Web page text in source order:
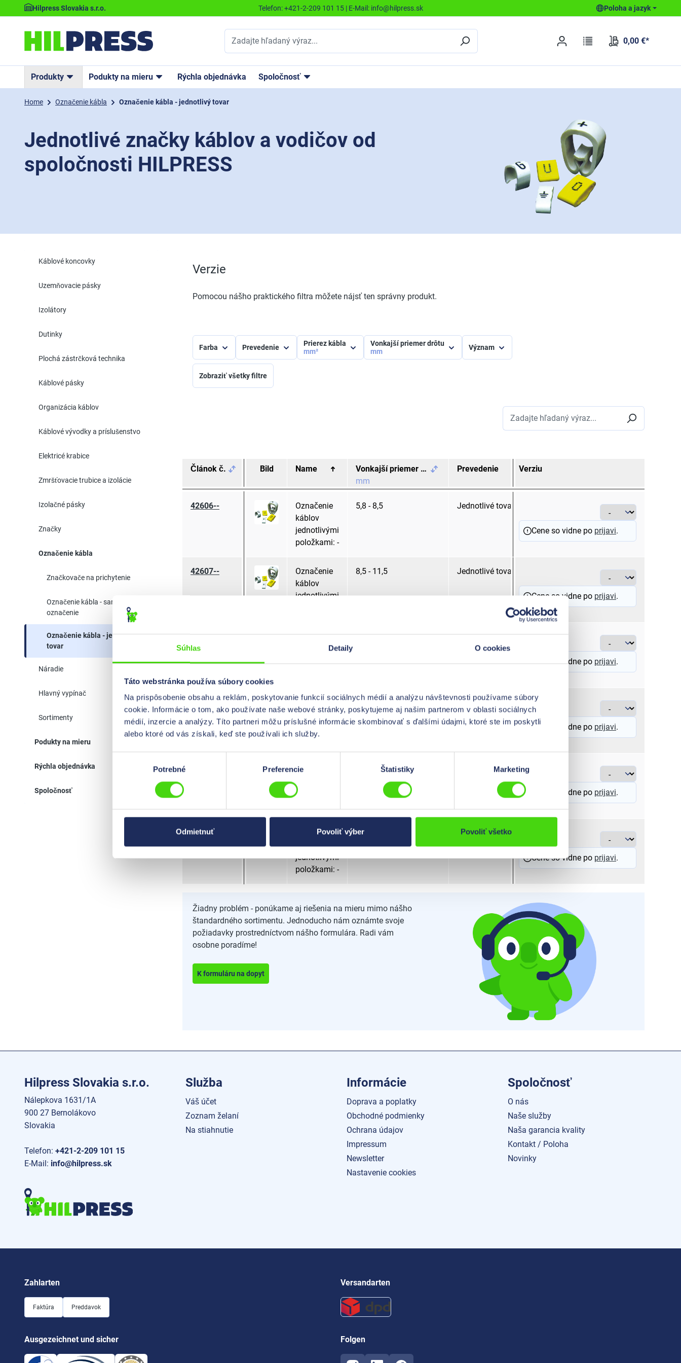
Súhlas Detaily O cookies
Táto webstránka používa súbory cookies
Na prispôsobenie obsahu a reklám, poskytovanie funkcií sociálnych médií a analýzu návštevnosti používame súbory
cookie. Informácie o tom, ako používate naše webové stránky, poskytujeme aj našim partnerom v oblasti sociálnych
médií, inzercie a analýzy. Títo partneri môžu príslušné informácie skombinovať s ďalšími údajmi, ktoré ste im poskytli
alebo ktoré od vás získali, keď ste používali ich služby.
Potrebné Preferencie Štatistiky Marketing
Odmietnuť Povoliť výber Povoliť všetko
Hilpress Slovakia s.r.o. Telefon:+421-2-209 101 15| E-Mail: info@hilpress.sk Poloha a jazyk
0,00 €*
Produkty Podukty na mieru Rýchla objednávka Spoločnosť
Home Označenie kábla Označenie kábla - jednotlivý tovar
Jednotlivé značky káblov a vodičov od
spoločnosti HILPRESS
Káblové koncovky
Uzemňovacie pásky
Izolátory
Dutinky
Plochá zástrčková technika
Káblové pásky
Organizácia káblov
Káblové vývodky a príslušenstvo
Elektricé krabice
Zmršťovacie trubice a izolácie
Izolačné pásky
Značky
Označenie kábla
Značkovače na prichytenie
Označenie kábla - samostatné
označenie
Označenie kábla - jednotlivý
tovar
Náradie
Hlavný vypínač
Sortimenty
Podukty na mieru
Rýchla objednávka
Spoločnosť
Verzie
Pomocou nášho praktického filtra môžete nájsť ten správny produkt.
Farba Prevedenie
Prierez kábla
mm²
Vonkajší priemer drôtu
mm
Význam
Zobraziť všetky filtre
Článok č. Bild Name
Vonkajší priemer drôtu
mm
Prevedenie Verziu
42606--
Označenie
káblov
jednotlivými
položkami: -
5,8 - 8,5 Jednotlivé tovary
Cene so vidne po prijavi.
42607--
Označenie
káblov
jednotlivými
8,5 - 11,5 Jednotlivé tovary
Cene so vidne po prijavi.
41607--
Označenie
jednotlivými
8,5 - 11,5 Jednotlivé tovary biela
Cene so vidne po prijavi.
41606--
Označenie
káblov
jednotlivými
položkami: -
5,8 - 8,5 Jednotlivé tovary
Cene so vidne po prijavi.
Označenie
jednotlivými
11,0 - 15,5 Jednotlivé tovary
Cene so vidne po prijavi.
42608--
Označenie
káblov
jednotlivými
položkami: -
11,0 - 15,5 Jednotlivé tovary
Cene so vidne po prijavi.
Žiadny problém - ponúkame aj riešenia na mieru mimo nášho
štandardného sortimentu. Jednoducho nám oznámte svoje
požiadavky prostredníctvom nášho formulára. Radi vám
osobne poradíme!
K formuláru na dopyt
Hilpress Slovakia s.r.o.
Nálepkova 1631/1A
900 27 Bernolákovo
Slovakia
Telefon: +421-2-209 101 15
E-Mail: info@hilpress.sk
Služba
Váš účet
Zoznam želaní
Na stiahnutie
Informácie
Doprava a poplatky
Obchodné podmienky
Ochrana údajov
Impressum
Newsletter
Nastavenie cookies
Spoločnosť
O nás
Naše služby
Naša garancia kvality
Kontakt / Poloha
Novinky
Zahlarten
Faktúra Preddavok
Versandarten
Ausgezeichnet und sicher Folgen